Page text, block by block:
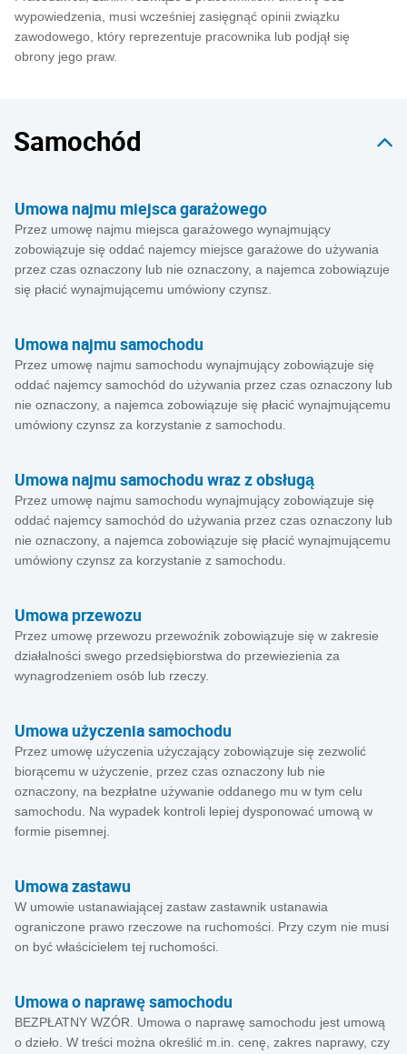
wypowiedzenia, musi wcześniej zasięgnąć opinii związku
zawodowego, który reprezentuje pracownika lub podjął się
obrony jego praw.
Samochód
Umowa najmu miejsca garażowego
Przez umowę najmu miejsca garażowego wynajmujący
zobowiązuje się oddać najemcy miejsce garażowe do używania
przez czas oznaczony lub nie oznaczony, a najemca zobowiązuje
się płacić wynajmującemu umówiony czynsz.
Umowa najmu samochodu
Przez umowę najmu samochodu wynajmujący zobowiązuje się
oddać najemcy samochód do używania przez czas oznaczony lub
nie oznaczony, a najemca zobowiązuje się płacić wynajmującemu
umówiony czynsz za korzystanie z samochodu.
Umowa najmu samochodu wraz z obsługą
Przez umowę najmu samochodu wynajmujący zobowiązuje się
oddać najemcy samochód do używania przez czas oznaczony lub
nie oznaczony, a najemca zobowiązuje się płacić wynajmującemu
umówiony czynsz za korzystanie z samochodu.
Umowa przewozu
Przez umowę przewozu przewoźnik zobowiązuje się w zakresie
działalności swego przedsiębiorstwa do przewiezienia za
wynagrodzeniem osób lub rzeczy.
Umowa użyczenia samochodu
Przez umowę użyczenia użyczający zobowiązuje się zezwolić
biorącemu w użyczenie, przez czas oznaczony lub nie
oznaczony, na bezpłatne używanie oddanego mu w tym celu
samochodu. Na wypadek kontroli lepiej dysponować umową w
formie pisemnej.
Umowa zastawu
W umowie ustanawiającej zastaw zastawnik ustanawia
ograniczone prawo rzeczowe na ruchomości. Przy czym nie musi
on być właścicielem tej ruchomości.
Umowa o naprawę samochodu
BEZPŁATNY WZÓR. Umowa o naprawę samochodu jest umową
o dzieło. W treści można określić m.in. cenę, zakres naprawy, czy